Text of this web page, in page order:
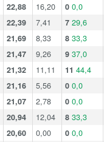
22,88 16,20 0 0,0
22,39 7,41 7 29,6
21,69 8,33 8 33,3
21,47 9,26 9 37,0
21,32 11,11 11 44,4
21,16 5,56 0 0,0
21,07 2,78 0 0,0
20,94 12,04 8 33,3
20,60 0,00 0 0,0